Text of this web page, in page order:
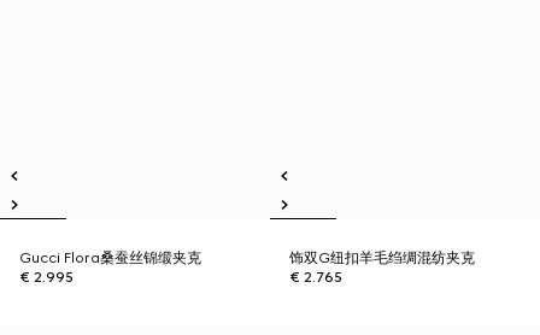
Gucci Flora桑蚕丝锦缎夹克
€ 2.995
饰双G纽扣羊毛绉绸混纺夹克
€ 2.765